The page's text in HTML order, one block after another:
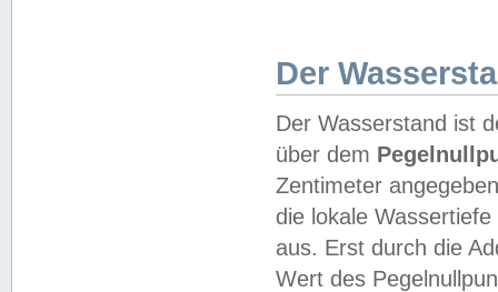
Der
Der Wasserstand ist
über dem
Zentimeter
die lokale
aus. Erst durch die
Wert des